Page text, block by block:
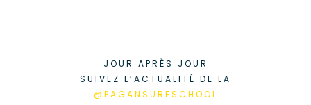
JOUR APRÈS JOUR
SUIVEZ L’ACTUALITÉ DE LA
@PAGANSURFSCHOOL